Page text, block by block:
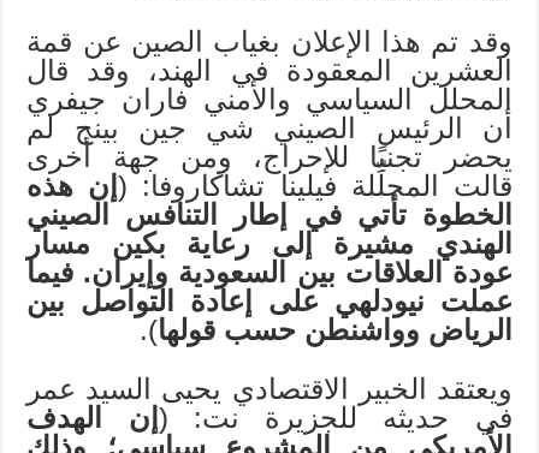
وقد تم هذا الإعلان بغياب الصين عن قمة
العشرين المعقودة في الهند، وقد قال
المحلل السياسي والأمني فاران جيفري
أن الرئيس الصيني شي جين بينج لم
يحضر تجنبًا للإحراج، ومن جهة أخرى
قالت المحلِّلة فيلينا تشاكاروفا: (إن هذه
الخطوة تأتي في إطار التنافس الصيني
الهندي مشيرة إلى رعاية بكين مسار
عودة العلاقات بين السعودية وإيران. فيما
عملت نيودلهي على إعادة التواصل بين
الرياض وواشنطن حسب قولها).
ويعتقد الخبير الاقتصادي يحيى السيد عمر
في حديثه للجزيرة نت: ( إن الهدف
الأمريكي من المشروع سياسي؛ وذلك